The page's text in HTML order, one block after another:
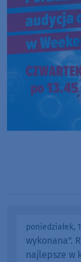
poniedziałek,
wykonana".
najlepsze w